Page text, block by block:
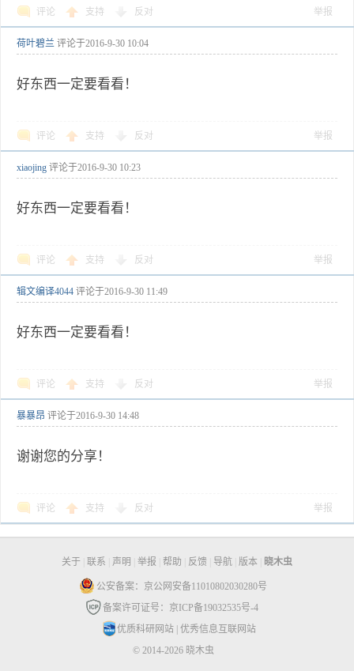
评论 支持 反对 举报
荷叶碧兰 评论于2016-9-30 10:04
好东西一定要看看！
评论 支持 反对 举报
xiaojing 评论于2016-9-30 10:23
好东西一定要看看！
评论 支持 反对 举报
辑文编译4044 评论于2016-9-30 11:49
好东西一定要看看！
评论 支持 反对 举报
暴暴昂 评论于2016-9-30 14:48
谢谢您的分享！
评论 支持 反对 举报
关于 联系 声明 举报 帮助 反馈 导航 版本 晓木虫
公安备案：京公网安备11010802030280号
备案许可证号：京ICP备19032535号-4
优质科研网站| 优秀信息互联网站
© 2014-2026 晓木虫